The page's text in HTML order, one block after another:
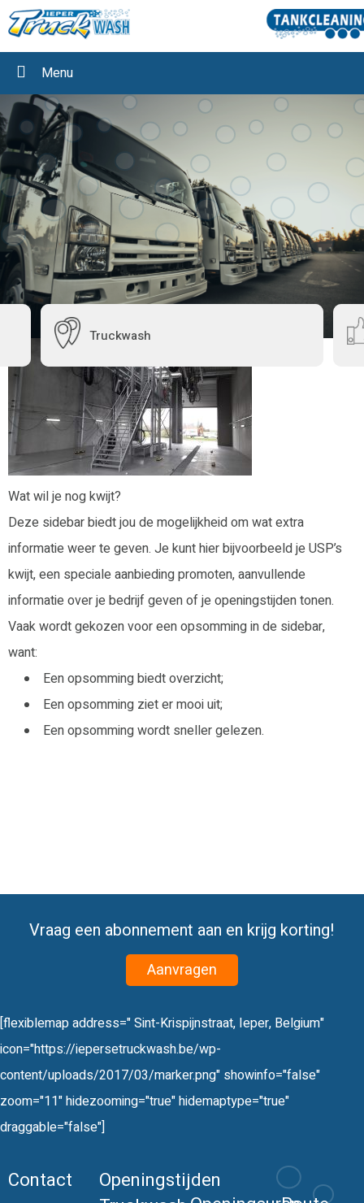
Menu
Truckwash
Wat wil je nog kwijt?
Deze sidebar biedt jou de mogelijkheid om wat extra
informatie weer te geven. Je kunt hier bijvoorbeeld je USP’s
kwijt, een speciale aanbieding promoten, aanvullende
informatie over je bedrijf geven of je openingstijden tonen.
Vaak wordt gekozen voor een opsomming in de sidebar,
want:
Een opsomming biedt overzicht;
Een opsomming ziet er mooi uit;
Een opsomming wordt sneller gelezen.
Vraag een abonnement aan en krijg korting!
Aanvragen
[flexiblemap address=" Sint-Krispijnstraat, Ieper, Belgium"
icon="https://iepersetruckwash.be/wp-
content/uploads/2017/03/marker.png" showinfo="false"
zoom="11" hidezooming="true" hidemaptype="true"
draggable="false"]
Contact
Openingstijden